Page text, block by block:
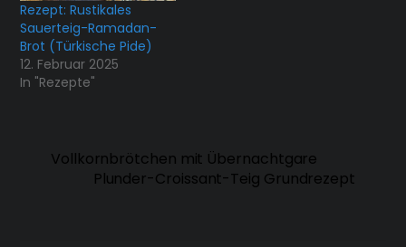
Rezept: Rustikales
Sauerteig-Ramadan-
Brot (Türkische Pide)
12. Februar 2025
In "Rezepte"
Vollkornbrötchen mit Übernachtgare
Plunder-Croissant-Teig Grundrezept